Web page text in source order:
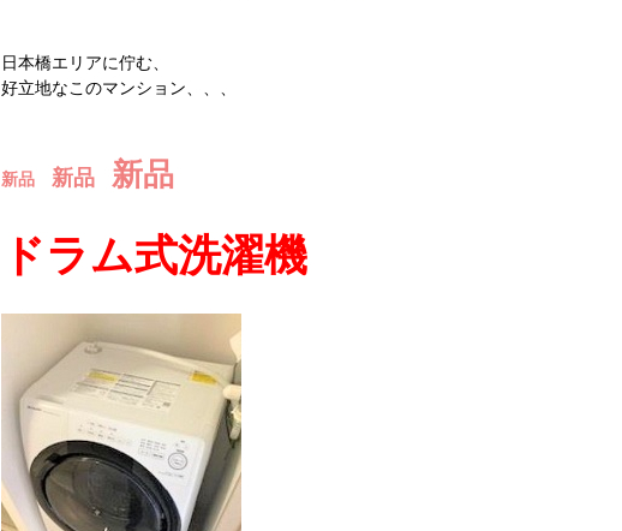
日本橋エリアに佇む、
好立地なこのマンション、、、
新品 新品 新品
ドラム式洗濯機